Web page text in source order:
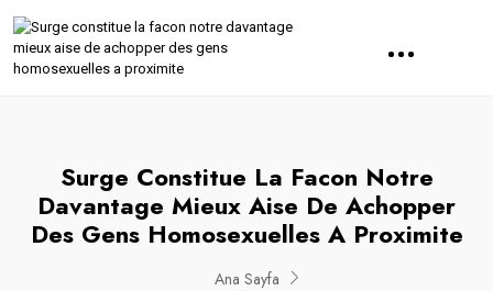
Surge Constitue La Facon Notre
Davantage Mieux Aise De Achopper
Des Gens Homosexuelles A Proximite
Ana Sayfa